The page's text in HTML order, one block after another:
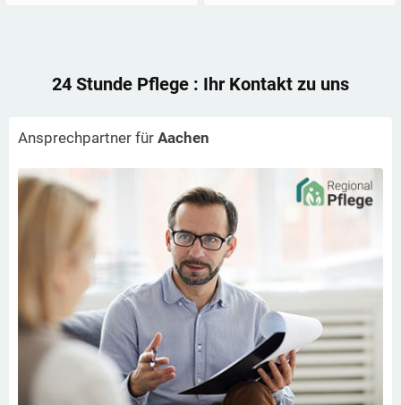
24 Stunde Pflege : Ihr Kontakt zu uns
Ansprechpartner für Aachen